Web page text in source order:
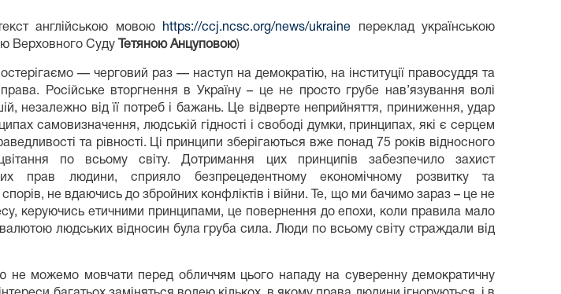
англійською мовою https://ccj.ncsc.org/news/ukraine переклад українською
Верховного Суду
Тетяною Анцуповою)
— черговий раз — наступ на демократію, на інституції правосуддя та
Російське вторгнення в Україну – це не просто грубе нав’язування волі
незалежно від її потреб і бажань. Це відверте неприйняття, приниження, удар
самовизначення, людській гідності і свободі думки, принципах, які є серцем
та рівності. Ці принципи зберігаються вже понад 75 років відносного
по всьому світу. Дотримання цих принципів забезпечило захист
прав людини, сприяло безпрецедентному економічному розвитку та
не вдаючись до збройних конфліктів і війни. Те, що ми бачимо зараз – це не
керуючись етичними принципами, це повернення до епохи, коли правила мало
людських відносин була груба сила. Люди по всьому світу страждали від
не можемо мовчати перед обличчям цього нападу на суверенну демократичну